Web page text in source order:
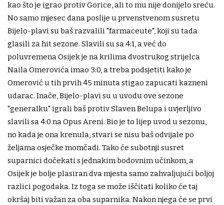
kao što je igrao protiv Gorice, ali to mu nije donijelo sreću.
No samo mjesec dana poslije u prvenstvenom susretu
Bijelo-plavi su baš razvalili "farmaceute", koji su tada
glasili za hit sezone. Slavili su sa 4:1, a već do
poluvremena Osijek je na krilima dvostrukog strijelca
Naila Omerovića imao 3:0, a treba podsjetiti kako je
Omerović u tih prvih 45 minuta stigao zapucati kazneni
udarac. Inače, Bijelo-plavi su u uvodu ove sezone
"generalku" igrali baš protiv Slaven Belupa i uvjerljivo
slavili sa 4:0 na Opus Areni. Bio je to lijep uvod u sezonu,
no kada je ona krenula, stvari se nisu baš odvijale po
željama osječke momčadi. Tako će subotnji susret
suparnici dočekati s jednakim bodovnim učinkom, a
Osijek je bolje plasiran dva mjesta samo zahvaljujući boljoj
razlici pogodaka. Iz toga se može iščitati koliko će taj
okršaj biti važan za oba suparnika. Nakon njega će se prvi